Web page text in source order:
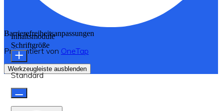
Barrierefreiheitsanpassungen
Präsentiert von OneTap
Werkzeugleiste ausblenden
Inhaltsmodule
Schriftgröße
Standard